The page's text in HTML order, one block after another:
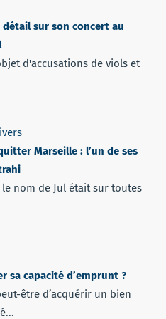
détail sur son concert au
d'accusations de viols et
Marseille : l’un de ses
nom de Jul était sur toutes
sa capacité d’emprunt ?
être d’acquérir un bien